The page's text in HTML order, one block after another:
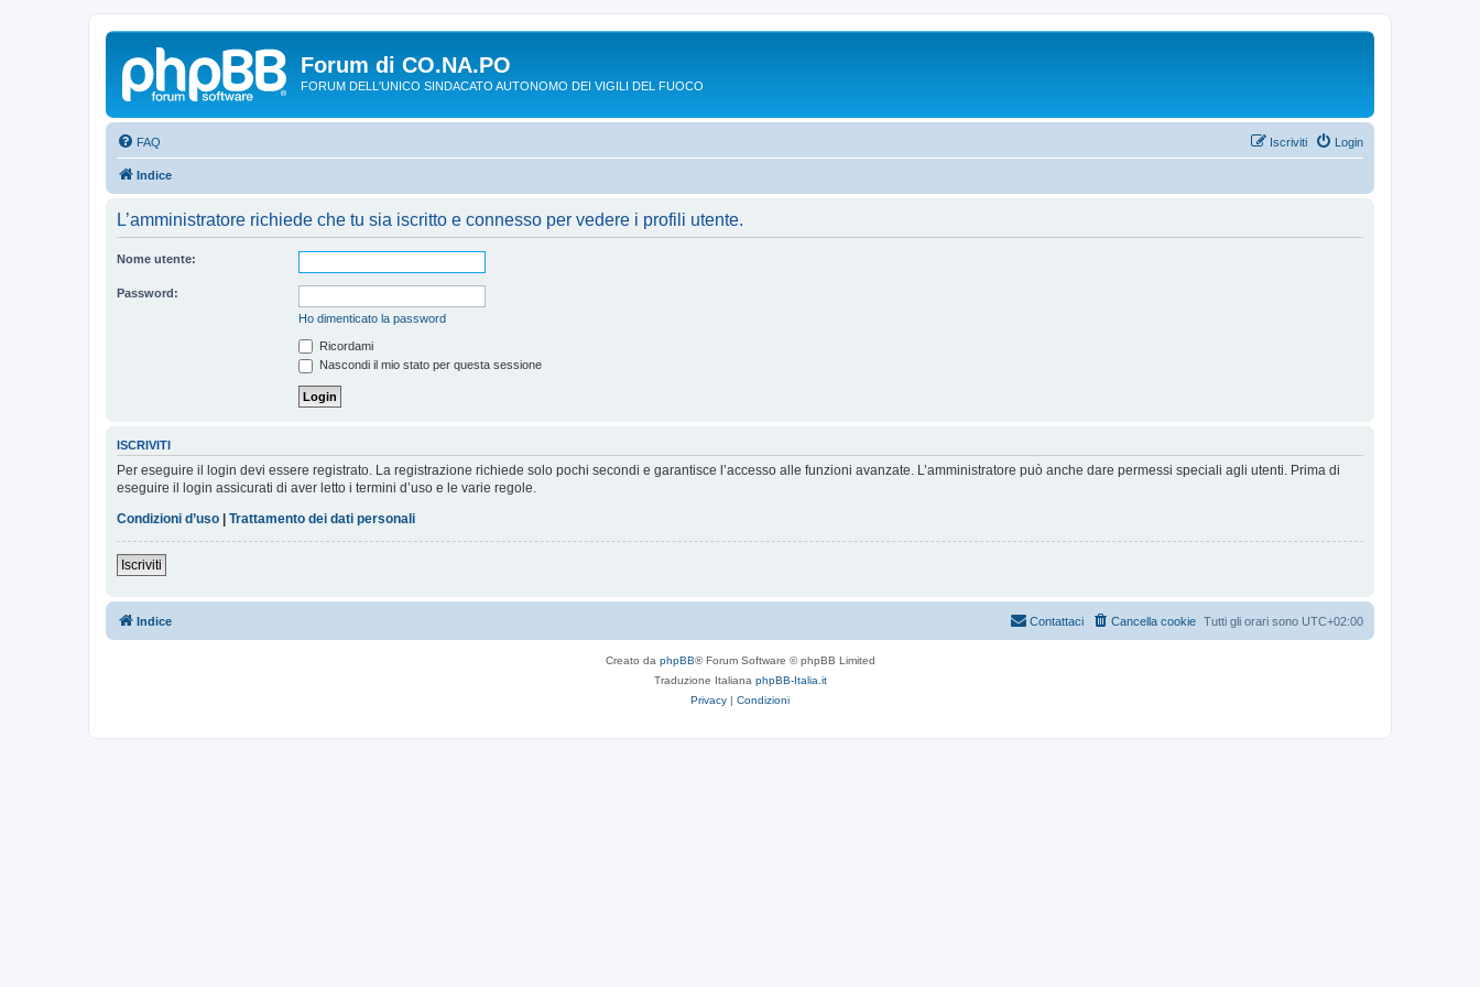
Forum di CO.NA.PO
FORUM DELL'UNICO SINDACATO AUTONOMO DEI VIGILI DEL FUOCO
FAQ Login
Iscriviti
Indice
L’amministratore richiede che tu sia iscritto e connesso per vedere i profili utente.
Nome utente:
Password:
Ho dimenticato la password
Ricordami
Nascondi il mio stato per questa sessione
ISCRIVITI
Per eseguire il login devi essere registrato. La registrazione richiede solo pochi secondi e garantisce l’accesso alle funzioni avanzate. L’amministratore può anche dare permessi speciali agli utenti. Prima di
eseguire il login assicurati di aver letto i termini d’uso e le varie regole.
Condizioni d’uso
Trattamento dei dati personali
Iscriviti
Indice Tutti gli orari sono UTC+02:00
Cancella cookie
Contattaci
Creato da phpBB® Forum Software © phpBB Limited
Traduzione Italiana phpBB-Italia.it
Privacy | Condizioni